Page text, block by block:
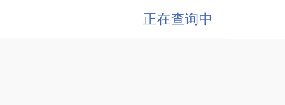
正在查询中